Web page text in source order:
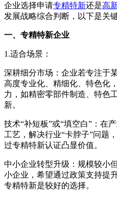
企业选择申请专精特新还是高
发展战略综合判断，以下是关
一、专精特新企业
1.适合场景：
深耕细分市场：企业若专注于
高度专业化、精细化、特色化
力，如精密零部件制造、特色
新。
技术“补短板”或“填空白”：在
工艺，解决行业“卡脖子”问题
过专精特新认证凸显价值。
中小企业转型升级：规模较小
小企业，希望通过政策支持提
专精特新是较好的选择。